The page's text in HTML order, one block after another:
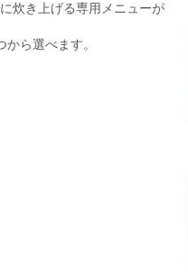
炊き上げる専用メニューが
ら選べます。